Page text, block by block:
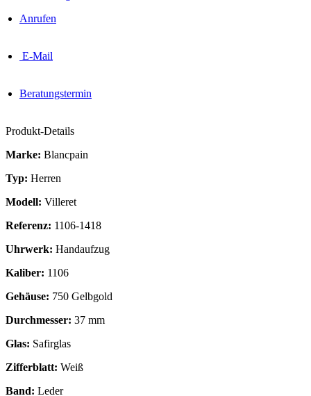
Anrufen
E-Mail
Beratungstermin
Produkt-Details
Marke: Blancpain
Typ: Herren
Modell: Villeret
Referenz: 1106-1418
Uhrwerk: Handaufzug
Kaliber: 1106
Gehäuse: 750 Gelbgold
Durchmesser: 37 mm
Glas: Safirglas
Zifferblatt: Weiß
Band: Leder